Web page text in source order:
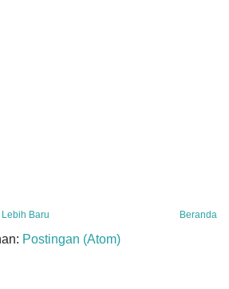
Baru Beranda
Postingan (Atom)